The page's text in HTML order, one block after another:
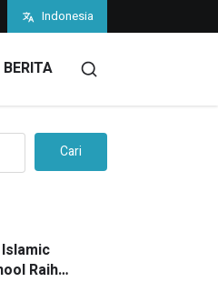
Indonesia
BERITA
Cari
Raih